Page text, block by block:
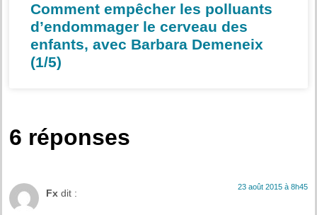
Comment empêcher les polluants
d’endommager le cerveau des
enfants, avec Barbara Demeneix
(1/5)
6 réponses
Fx dit :
23 août 2015 à 8h45